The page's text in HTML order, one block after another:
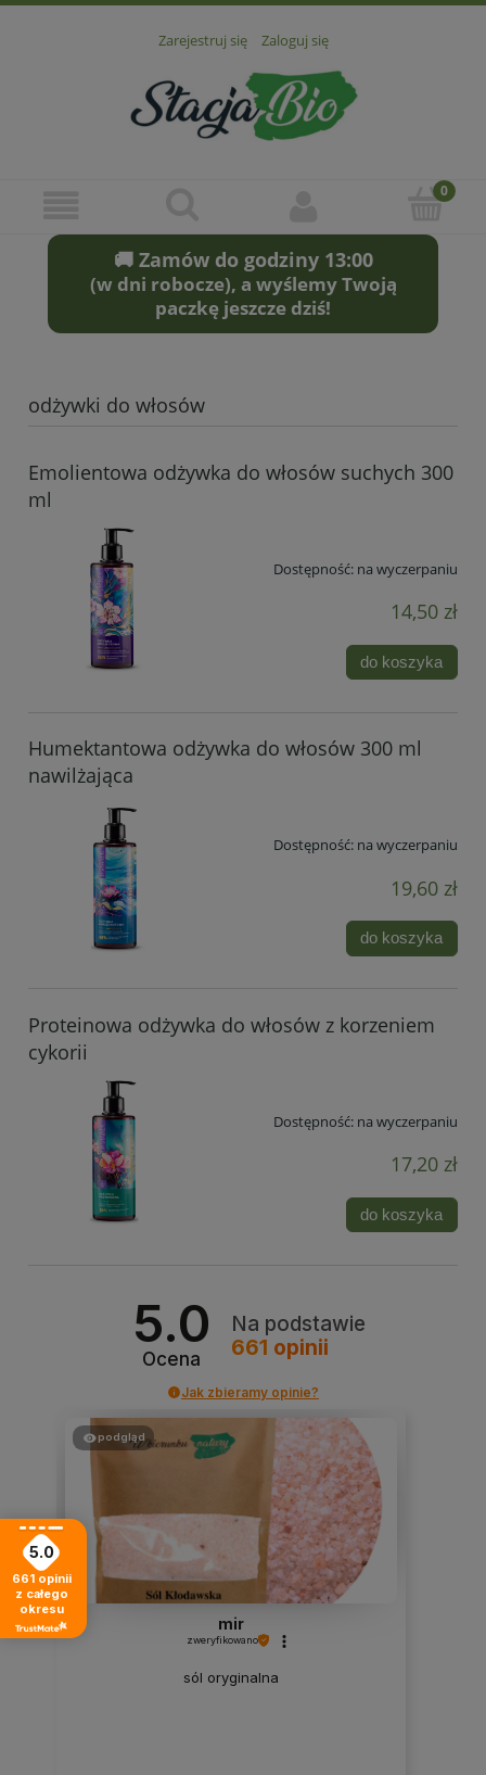
Zarejestruj się Zaloguj się
🚚 Zamów do godziny 13:00
(w dni robocze), a wyślemy Twoją
paczkę jeszcze dziś!
odżywki do włosów
Emolientowa odżywka do włosów suchych 300
ml
Dostępność: na wyczerpaniu
14,50 zł
do koszyka
Humektantowa odżywka do włosów 300 ml
nawilżająca
Dostępność: na wyczerpaniu
19,60 zł
do koszyka
Proteinowa odżywka do włosów z korzeniem
cykorii
Dostępność: na wyczerpaniu
17,20 zł
do koszyka
5.0
Ocena
Na podstawie
661 opinii
Jak zbieramy opinie?
podgląd
mir
zweryfikowano
sól oryginalna
5.0
661 opinii
z całego
okresu